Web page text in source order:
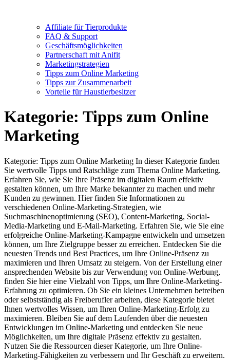
Affiliate für Tierprodukte
FAQ & Support
Geschäftsmöglichkeiten
Partnerschaft mit Anifit
Marketingstrategien
Tipps zum Online Marketing
Tipps zur Zusammenarbeit
Vorteile für Haustierbesitzer
Kategorie: Tipps zum Online
Marketing
Kategorie: Tipps zum Online Marketing In dieser Kategorie finden
Sie wertvolle Tipps und Ratschläge zum Thema Online Marketing.
Erfahren Sie, wie Sie Ihre Präsenz im digitalen Raum effektiv
gestalten können, um Ihre Marke bekannter zu machen und mehr
Kunden zu gewinnen. Hier finden Sie Informationen zu
verschiedenen Online-Marketing-Strategien, wie
Suchmaschinenoptimierung (SEO), Content-Marketing, Social-
Media-Marketing und E-Mail-Marketing. Erfahren Sie, wie Sie eine
erfolgreiche Online-Marketing-Kampagne entwickeln und umsetzen
können, um Ihre Zielgruppe besser zu erreichen. Entdecken Sie die
neuesten Trends und Best Practices, um Ihre Online-Präsenz zu
maximieren und Ihren Umsatz zu steigern. Von der Erstellung einer
ansprechenden Website bis zur Verwendung von Online-Werbung,
finden Sie hier eine Vielzahl von Tipps, um Ihre Online-Marketing-
Erfahrung zu optimieren. Ob Sie ein kleines Unternehmen betreiben
oder selbstständig als Freiberufler arbeiten, diese Kategorie bietet
Ihnen wertvolles Wissen, um Ihren Online-Marketing-Erfolg zu
maximieren. Bleiben Sie auf dem Laufenden über die neuesten
Entwicklungen im Online-Marketing und entdecken Sie neue
Möglichkeiten, um Ihre digitale Präsenz effektiv zu gestalten.
Nutzen Sie die Ressourcen dieser Kategorie, um Ihre Online-
Marketing-Fähigkeiten zu verbessern und Ihr Geschäft zu erweitern.